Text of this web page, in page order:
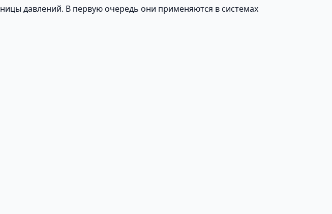
давлений. В первую очередь они применяются в системах